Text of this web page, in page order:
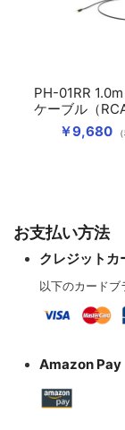
￥9,680
PH-01RR
ケーブル（
お支払い方法
クレジットカ
以下のカードブ
Amazon Pay